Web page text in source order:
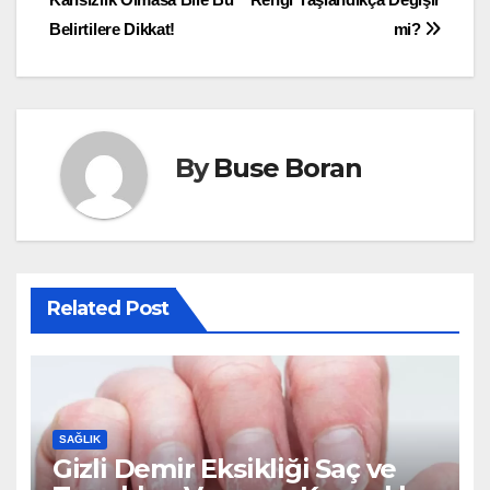
mi?
Belirtilere Dikkat!
ByBuse Boran
Related Post
SAĞLIK
Gizli Demir Eksikliği Saç ve